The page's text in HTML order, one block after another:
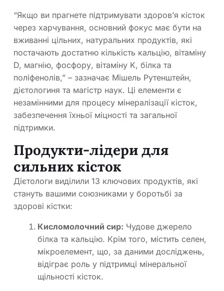
“Якщо ви прагнете підтримувати здоров’я кісток
через харчування, основний фокус має бути на
вживанні цільних, натуральних продуктів, які
постачають достатню кількість кальцію, вітаміну
D, магнію, фосфору, вітаміну K, білка та
поліфенолів,” – зазначає Мішель Рутенштейн,
дієтологиня та магістр наук. Ці елементи є
незамінними для процесу мінералізації кісток,
забезпечення їхньої міцності та загальної
підтримки.
Продукти-лідери для
сильних кісток
Дієтологи виділили 13 ключових продуктів, які
стануть вашими союзниками у боротьбі за
здорові кістки:
Кисломолочний сир: Чудове джерело
білка та кальцію. Крім того, містить селен,
мікроелемент, що, за даними досліджень,
відіграє роль у підтримці мінеральної
щільності кісток.